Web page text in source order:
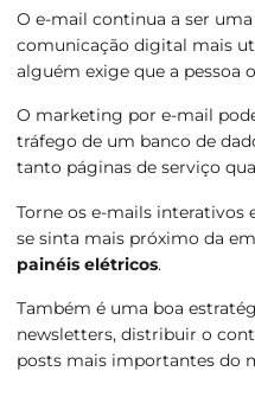
O e-mail continua a ser
comunicação digital mais
alguém exige que a pessoa
O marketing por e-mail
tráfego de um banco de
tanto páginas de serviço
Torne os e-mails interativos
se sinta mais próximo da
painéis elétricos.
Também é uma boa
newsletters, distribuir o
posts mais importantes do